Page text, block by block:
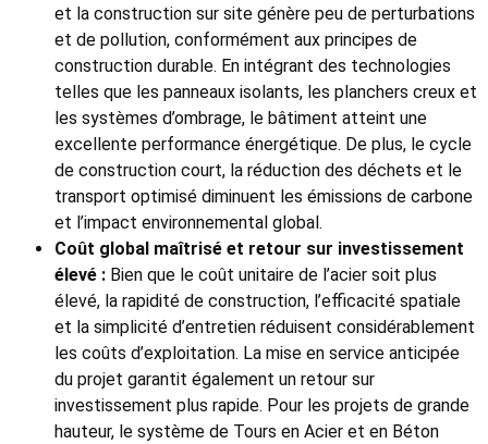
et la construction sur site génère peu de perturbations
et de pollution, conformément aux principes de
construction durable. En intégrant des technologies
telles que les panneaux isolants, les planchers creux et
les systèmes d’ombrage, le bâtiment atteint une
excellente performance énergétique. De plus, le cycle
de construction court, la réduction des déchets et le
transport optimisé diminuent les émissions de carbone
et l’impact environnemental global.
Coût global maîtrisé et retour sur investissement
élevé : Bien que le coût unitaire de l’acier soit plus
élevé, la rapidité de construction, l’efficacité spatiale
et la simplicité d’entretien réduisent considérablement
les coûts d’exploitation. La mise en service anticipée
du projet garantit également un retour sur
investissement plus rapide. Pour les projets de grande
hauteur, le système de Tours en Acier et en Béton